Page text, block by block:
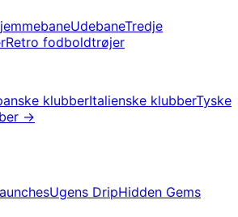
UdebaneTredje
Retro fodboldtrøjer
klubberItalienske klubberTyske
→
Ugens DripHidden Gems